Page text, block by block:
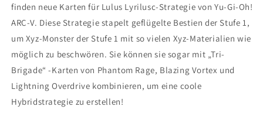
finden neue Karten für Lulus Lyrilusc-Strategie von Yu-Gi-Oh!
ARC-V. Diese Strategie stapelt geflügelte Bestien der Stufe 1,
um Xyz-Monster der Stufe 1 mit so vielen Xyz-Materialien wie
möglich zu beschwören. Sie können sie sogar mit „Tri-
Brigade“ -Karten von Phantom Rage, Blazing Vortex und
Lightning Overdrive kombinieren, um eine coole
Hybridstrategie zu erstellen!